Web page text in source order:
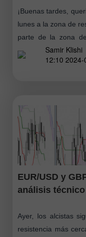
¡Buenas tardes,
lunes a la zona de
parte de la zona
1,0806
Samir Klishi
12:10
EUR/USD y
análisis
Ayer, los alcistas
resistencia más